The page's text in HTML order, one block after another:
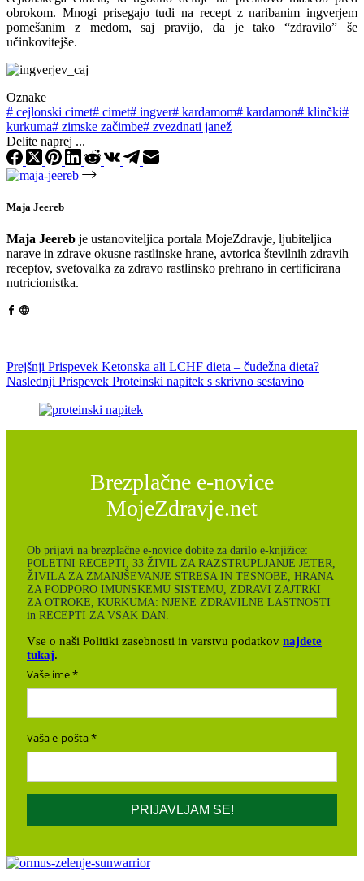
obrokom. Mnogi prisegajo tudi na recept z naribanim ingverjem
pomešanim z medom, saj pravijo, da je tako “zdravilo” še
učinkovitejše.
Oznake
# cejlonski cimet# cimet# ingver# kardamom# kardamon# klinčki#
kurkuma# zimske začimbe# zvezdnati janež
Delite naprej ...
Maja Jeereb
Maja Jeereb je ustanoviteljica portala MojeZdravje, ljubiteljica
narave in zdrave okusne rastlinske hrane, avtorica številnih zdravih
receptov, svetovalka za zdravo rastlinsko prehrano in certificirana
nutricionistka.
Prejšnji Prispevek Ketonska ali LCHF dieta – čudežna dieta?
Naslednji Prispevek Proteinski napitek s skrivno sestavino
Brezplačne e-novice
MojeZdravje.net
Ob prijavi na brezplačne e-novice dobite za darilo e-knjižice:
POLETNI RECEPTI, 33 ŽIVIL ZA RAZSTRUPLJANJE JETER,
ŽIVILA ZA ZMANJŠEVANJE STRESA IN TESNOBE, HRANA
ZA PODPORO IMUNSKEMU SISTEMU, ZDRAVI ZAJTRKI
ZA OTROKE, KURKUMA: NJENE ZDRAVILNE LASTNOSTI
in RECEPTI ZA VSAK DAN.
Vse o naši Politiki zasebnosti in varstvu podatkov najdete
tukaj.
Vaše ime
Vaša e-pošta
PRIJAVLJAM SE!